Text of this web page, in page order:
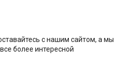
с нашим сайтом, а мы
более интересной